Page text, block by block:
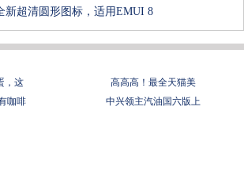
新超清圆形图标，适用EMUI 8
，这
​高高高！最全天猫美
咖啡
中兴领主汽油国六版上